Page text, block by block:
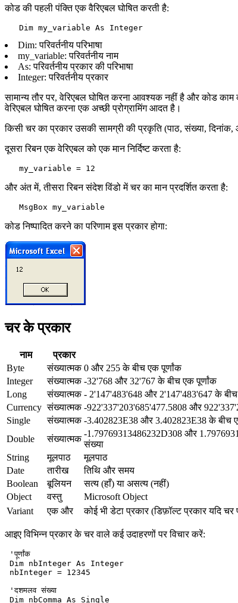
कोड की पहली पंक्ति एक वैरिएबल घोषित करती है:
Dim: परिवर्तनीय परिभाषा
my_variable: परिवर्तनीय नाम
As: परिवर्तनीय प्रकार की परिभाषा
Integer: परिवर्तनीय प्रकार
सामान्य तौर पर, वेरिएबल घोषित करना आवश्यक नहीं है और कोड
वेरिएबल घोषित करना एक अच्छी प्रोग्रामिंग आदत है।
किसी चर का प्रकार उसकी सामग्री की प्रकृति (पाठ, संख्या, दिनांक,
दूसरा रिबन एक वेरिएबल को एक मान निर्दिष्ट करता है:
और अंत में, तीसरा रिबन संदेश विंडो में चर का मान प्रदर्शित करता है:
कोड निष्पादित करने का परिणाम इस प्रकार होगा:
चर के प्रकार
नाम प्रकार
Byte
संख्यात्मक 0 और 255 के बीच एक पूर्णांक
Integer
संख्यात्मक -32'768 और 32'767 के बीच एक पूर्णांक
Long
संख्यात्मक - 2'147'483'648 और 2'147'483'647 के बीच
Currency संख्यात्मक -922'337'203'685'477.5808 और
Single
संख्यात्मक -3.402823E38 और 3.402823E38 के बीच
Double
संख्यात्मक
-1.79769313486232D308 और
संख्या
String
मूलपाठ मूलपाठ
Date
तारीख
तिथि और समय
Boolean
बूलियन
सत्य (हाँ) या असत्य (नहीं)
Object
वस्तु
Microsoft Object
Variant
एक और कोई भी डेटा प्रकार (डिफ़ॉल्ट प्रकार यदि चर
आइए विभिन्न प्रकार के चर वाले कई उदाहरणों पर विचार करें:
'पूर्णांक
Dim nbInteger As Integer
nbInteger = 12345
'दशमलव संख्या
Dim nbComma As Single